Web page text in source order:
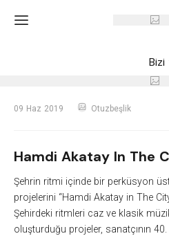
'
09 Haz 2019 Otuzbeşlik
Hamdi Akatay In The
Şehrin ritmi içinde bir perküsyon
projelerini “Hamdi Akatay in The
Şehirdeki ritmleri caz ve klasik
oluşturduğu projeler, sanatçının